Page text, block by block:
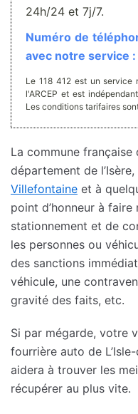
24h/24 et 7j/7.
Numéro de
avec notre service :
Le 118 412 est un service
l'ARCEP et est
Les conditions tarifaires
La commune française
département de
Villefontaine et à
point d’honneur à
stationnement et de
les personnes ou
des sanctions
véhicule, une
gravité des faits, etc.
Si par mégarde, votre
fourrière auto de
aidera à trouver les
récupérer au plus vite.